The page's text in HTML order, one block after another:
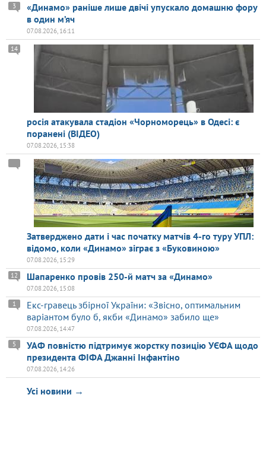
«Динамо» раніше лише двічі упускало домашню фору
в один м’яч
3
07.08.2026, 16:11
росія атакувала стадіон «Чорноморець» в Одесі: є
поранені (ВІДЕО)
14
07.08.2026, 15:38
Затверджено дати і час початку матчів 4-го туру УПЛ:
відомо, коли «Динамо» зіграє з «Буковиною»
07.08.2026, 15:29
Шапаренко провів 250-й матч за «Динамо»
12
07.08.2026, 15:08
Екс-гравець збірної України: «Звісно, оптимальним
варіантом було б, якби «Динамо» забило ще»
1
07.08.2026, 14:47
УАФ повністю підтримує жорстку позицію УЄФА щодо
президента ФІФА Джанні Інфантіно
5
07.08.2026, 14:26
Усі новини →